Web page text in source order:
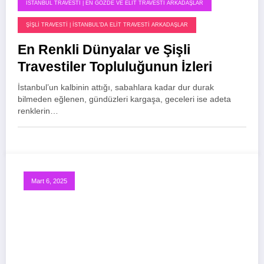
İSTANBUL TRAVESTI | EN GÖZDE VE ELIT TRAVESTI ARKADAŞLAR
ŞIŞLI TRAVESTI | İSTANBUL'DA ELIT TRAVESTI ARKADAŞLAR
En Renkli Dünyalar ve Şişli
Travestiler Topluluğunun İzleri
İstanbul’un kalbinin attığı, sabahlara kadar dur durak
bilmeden eğlenen, gündüzleri kargaşa, geceleri ise adeta
renklerin…
Mart 6, 2025